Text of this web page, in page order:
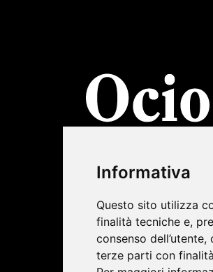
Informativa
Questo sito utilizza
finalità tecniche e,
consenso dell’utente,
terze parti con
Privacy Policy | Cookie